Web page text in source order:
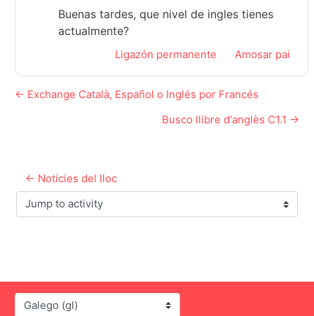
Buenas tardes, que nivel de ingles tienes
actualmente?
Ligazón permanente Amosar pai
← Exchange Català, Español o Inglés por Francés
Busco llibre d'anglès C1.1 →
← Notícies del lloc
Jump to activity
Idioma